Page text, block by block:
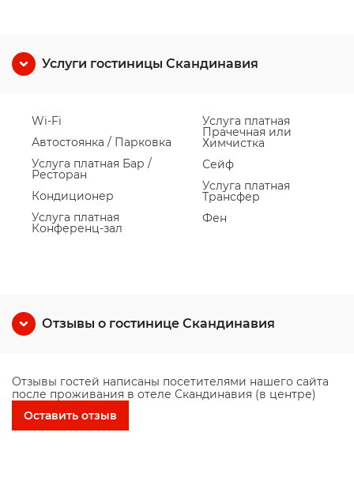
Услуги гостиницы Скандинавия
Wi-Fi
Автостоянка / Парковка
Услуга платная Бар /
Ресторан
Кондиционер
Услуга платная
Конференц-зал
Услуга платная
Прачечная или
Химчистка
Сейф
Услуга платная
Трансфер
Фен
Отзывы о гостинице Скандинавия
Отзывы гостей написаны посетителями нашего сайта
после проживания в отеле Скандинавия (в центре)
Оставить отзыв